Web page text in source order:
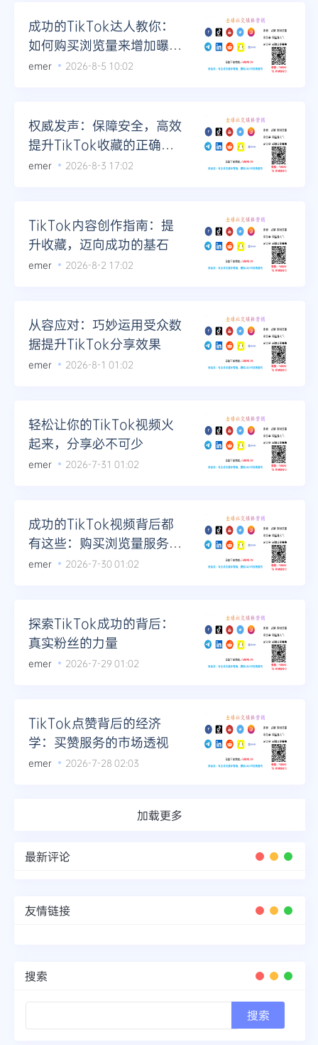
成功的TikTok达人教你：
如何购买浏览量来增加曝光
率
emer 2026-8-5 10:02
权威发声：保障安全，高效
提升TikTok收藏的正确姿
势
emer 2026-8-3 17:02
TikTok内容创作指南：提
升收藏，迈向成功的基石
emer 2026-8-2 17:02
从容应对：巧妙运用受众数
据提升TikTok分享效果
emer 2026-8-1 01:02
轻松让你的TikTok视频火
起来，分享必不可少
emer 2026-7-31 01:02
成功的TikTok视频背后都
有这些：购买浏览量服务介
绍
emer 2026-7-30 01:02
探索TikTok成功的背后：
真实粉丝的力量
emer 2026-7-29 01:02
TikTok点赞背后的经济
学：买赞服务的市场透视
emer 2026-7-28 02:03
加载更多
最新评论
友情链接
搜索